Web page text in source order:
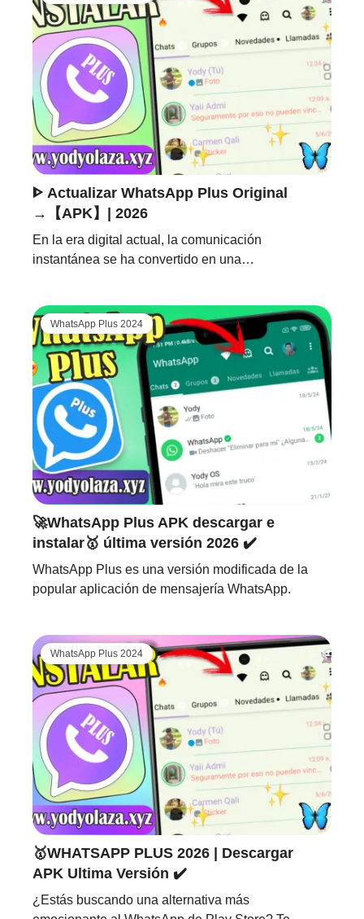
ᐈ Actualizar WhatsApp Plus Original
→【APK】| 2026
En la era digital actual, la comunicación
instantánea se ha convertido en una…
WhatsApp Plus 2024
🚀WhatsApp Plus APK descargar e
instalar🥇 última versión 2026 ✔️
WhatsApp Plus es una versión modificada de la
popular aplicación de mensajería WhatsApp.
WhatsApp Plus 2024
🥇WHATSAPP PLUS 2026 | Descargar
APK Ultima Versión ✔️
¿Estás buscando una alternativa más